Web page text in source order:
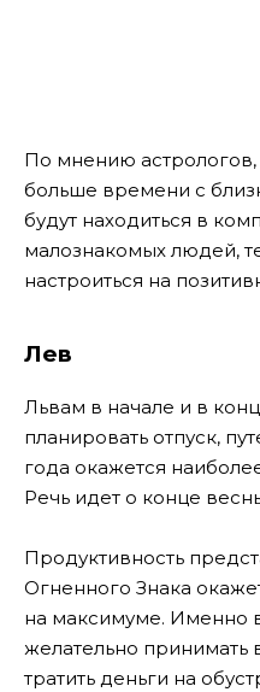
По мнению
больше времени с
будут находиться в
малознакомых людей,
настроиться на
Лев
Львам в начале и в
планировать отпуск,
года окажется
Речь идет о конце
Продуктивность
Огненного Знака
на максимуме. Именно
желательно
тратить деньги на